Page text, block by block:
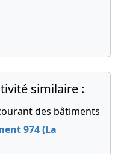
similaire :
des bâtiments
974 (La